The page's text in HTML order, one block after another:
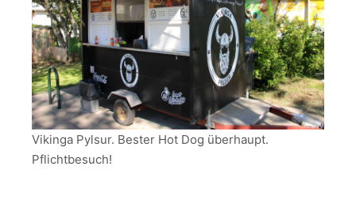
Vikinga Pylsur. Bester Hot Dog überhaupt.
Pflichtbesuch!